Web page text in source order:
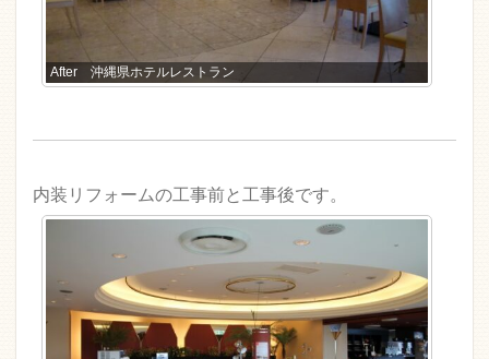
After 沖縄県ホテルレストラン
内装リフォームの工事前と工事後です。